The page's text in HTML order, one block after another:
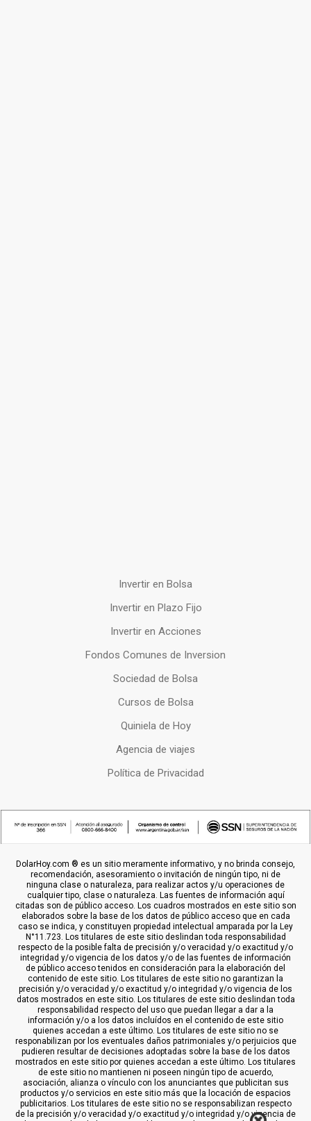
Invertir en Bolsa
Invertir en Plazo Fijo
Invertir en Acciones
Fondos Comunes de Inversion
Sociedad de Bolsa
Cursos de Bolsa
Quiniela de Hoy
Agencia de viajes
Política de Privacidad
DolarHoy.com ® es un sitio meramente informativo, y no brinda consejo,
recomendación, asesoramiento o invitación de ningún tipo, ni de
ninguna clase o naturaleza, para realizar actos y/u operaciones de
cualquier tipo, clase o naturaleza. Las fuentes de información aquí
citadas son de público acceso. Los cuadros mostrados en este sitio son
elaborados sobre la base de los datos de público acceso que en cada
caso se indica, y constituyen propiedad intelectual amparada por la Ley
N°11.723. Los titulares de este sitio deslindan toda responsabilidad
respecto de la posible falta de precisión y/o veracidad y/o exactitud y/o
integridad y/o vigencia de los datos y/o de las fuentes de información
de público acceso tenidos en consideración para la elaboración del
contenido de este sitio. Los titulares de este sitio no garantizan la
precisión y/o veracidad y/o exactitud y/o integridad y/o vigencia de los
datos mostrados en este sitio. Los titulares de este sitio deslindan toda
responsabilidad respecto del uso que puedan llegar a dar a la
información y/o a los datos incluídos en el contenido de este sitio
quienes accedan a este último. Los titulares de este sitio no se
responabilizan por los eventuales daños patrimoniales y/o perjuicios que
pudieren resultar de decisiones adoptadas sobre la base de los datos
mostrados en este sitio por quienes accedan a este último. Los titulares
de este sitio no mantienen ni poseen ningún tipo de acuerdo,
asociación, alianza o vínculo con los anunciantes que publicitan sus
productos y/o servicios en este sitio más que la locación de espacios
publicitarios. Los titulares de este sitio no se responsabilizan respecto
de la precisión y/o veracidad y/o exactitud y/o integridad y/o vigencia de